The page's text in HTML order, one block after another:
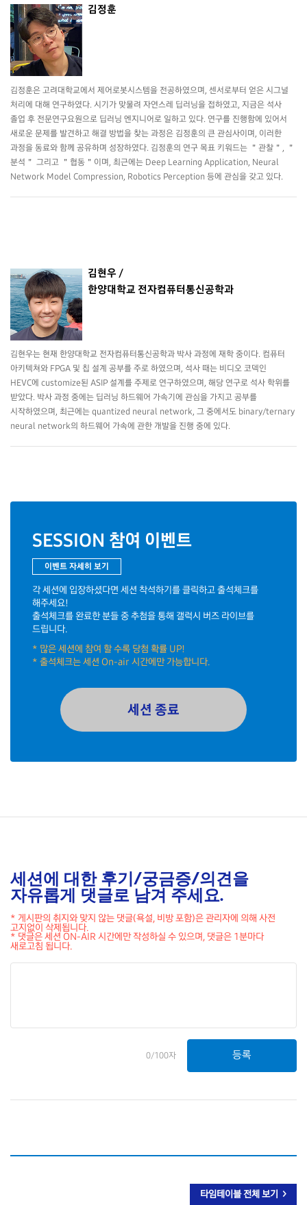
김정훈
김정훈은 고려대학교에서 제어로봇시스템을 전공하였으며, 센서로부터 얻은 시그널
처리에 대해 연구하였다. 시기가 맞물려 자연스레 딥러닝을 접하였고, 지금은 석사
졸업 후 전문연구요원으로 딥러닝 엔지니어로 일하고 있다. 연구를 진행함에 있어서
새로운 문제를 발견하고 해결 방법을 찾는 과정은 김정훈의 큰 관심사이며, 이러한
과정을 동료와 함께 공유하며 성장하였다. 김정훈의 연구 목표 키워드는 ＂관찰＂, ＂
분석＂ 그리고 ＂협동＂이며, 최근에는 Deep Learning Application, Neural
Network Model Compression, Robotics Perception 등에 관심을 갖고 있다.
김현우 /
한양대학교 전자컴퓨터통신공학과
김현우는 현재 한양대학교 전자컴퓨터통신공학과 박사 과정에 재학 중이다. 컴퓨터
아키텍쳐와 FPGA 및 칩 설계 공부를 주로 하였으며, 석사 때는 비디오 코덱인
HEVC에 customize된 ASIP 설계를 주제로 연구하였으며, 해당 연구로 석사 학위를
받았다. 박사 과정 중에는 딥러닝 하드웨어 가속기에 관심을 가지고 공부를
시작하였으며, 최근에는 quantized neural network, 그 중에서도 binary/ternary
neural network의 하드웨어 가속에 관한 개발을 진행 중에 있다.
SESSION 참여 이벤트
이벤트 자세히 보기
각 세션에 입장하셨다면 세션 착석하기를 클릭하고 출석체크를
해주세요!
출석체크를 완료한 분들 중 추첨을 통해 갤럭시 버즈 라이브를
드립니다.
많은 세션에 참여 할 수록 당첨 확률 UP!
출석체크는 세션 On-air 시간에만 가능합니다.
세션 종료
세션에 대한 후기/궁금증/의견을
자유롭게 댓글로 남겨 주세요.
* 게시판의 취지와 맞지 않는 댓글(욕설, 비방 포함)은 관리자에 의해 사전
고지없이 삭제됩니다.
* 댓글은 세션 ON-AIR 시간에만 작성하실 수 있으며, 댓글은 1분마다
새로고침 됩니다.
0/100자 등록
타임테이블 전체 보기 >